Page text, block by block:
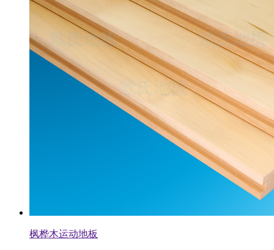
枫桦木运动地板